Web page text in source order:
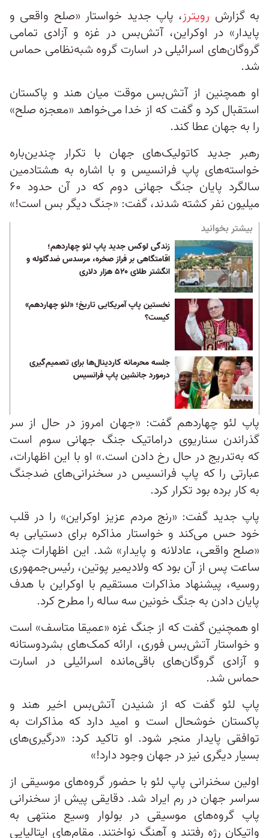
به گزارش رویترز، پاپ جدید خواستار «صلح واقعی و
پایدار» در اوکراین، آتش‌بس در غزه و آزادی تمامی
گروگان‌های اسرائیلی در اسارت گروه شبه‌نظامی حماس
شد.
او همچنین از آتش‌بس موقت میان هند و پاکستان
استقبال کرد و گفت که از خدا می‌خواهد «معجزه صلح»
را به جهان عطا کند.
رهبر جدید کاتولیک‌های جهان با تکرار چندین‌باره
خواسته‌های پاپ فرانسیس و با اشاره به هشتادمین
سالگرد پایان جنگ جهانی دوم که در آن حدود ۶۰
میلیون نفر کشته شدند، گفت: «جنگ دیگر بس است!»
بیشتر بخوانید
زندگی لوکس جدید پاپ لئو چهاردهم؛
اقامتگاهی بر فراز صخره، مرسدس ضدگلوله و
انگشتر طلای ۵۲۰ هزار دلاری
نخستین پاپ آمریکایی تاریخ؛ «لئو چهاردهم»
کیست؟
جلسه محرمانه کاردینال‌ها برای تصمیم‌گیری
درمورد جانشین پاپ فرانسیس
پاپ لئو چهاردهم گفت: «جهان امروز در حال از سر
گذراندن سناریوی دراماتیک جنگ جهانی سوم است
که به‌تدریج در حال رخ دادن است.» او با این اظهارات،
عبارتی را که پاپ فرانسیس در سخنرانی‌های ضدجنگ
به کار برده بود تکرار کرد.
پاپ جدید گفت: «رنج مردم عزیز اوکراین» را در قلب
خود حس می‌کند و خواستار مذاکره برای دستیابی به
«صلح واقعی، عادلانه و پایدار» شد. این اظهارات چند
ساعت پس از آن بود که ولادیمیر پوتین، رئیس‌جمهوری
روسیه، پیشنهاد مذاکرات مستقیم با اوکراین با هدف
پایان دادن به جنگ خونین سه ساله را مطرح کرد.
او همچنین گفت که از جنگ غزه «عمیقا متاسف» است
و خواستار آتش‌بس فوری، ارائه کمک‌های بشردوستانه
و آزادی گروگان‌های باقی‌مانده اسرائيلی در اسارت
حماس شد.
پاپ لئو گفت که از شنیدن آتش‌بس اخیر هند و
پاکستان خوشحال است و امید دارد که مذاکرات به
توافقی پایدار منجر شود. او تاکید کرد: «درگیری‌های
بسیار دیگری نیز در جهان وجود دارد!»
اولین سخنرانی پاپ لئو با حضور گروه‌های موسیقی از
سراسر جهان در رم ایراد شد. دقایقی پیش از سخنرانی
پاپ گروه‌های موسیقی در بولوار وسیع منتهی به
واتیکان رژه رفتند و آهنگ نواختند. مقام‌های ایتالیایی